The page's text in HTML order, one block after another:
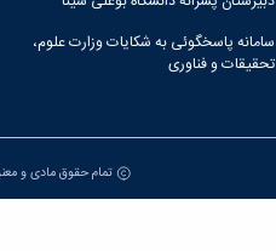
سامانه پاسخگوئی به شکایات وزارت علوم،
تحقیقات و فناوری
تمام حقوق مادی و